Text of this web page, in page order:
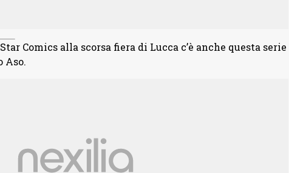
Comics alla scorsa fiera di Lucca c’è anche questa serie
Aso.